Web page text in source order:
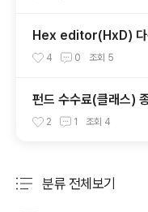
Hex editor(HxD) 다
4 0 조회 5
펀드 수수료(클래스)
식 2 1 조회 4
분류 전체보기